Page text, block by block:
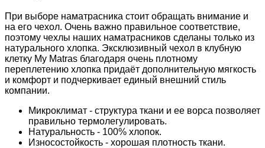
При выборе наматрасника стоит обращать внимание и
на его чехол. Очень важно правильное соответствие,
поэтому чехлы наших наматрасников сделаны только из
натурального хлопка. Эксклюзивный чехол в клубную
клетку My Matras благодаря очень плотному
переплетению хлопка придаёт дополнительную мягкость
и комфорт и подчеркивает единый внешний стиль
компании.
Микроклимат - структура ткани и ее ворса позволяет
правильно термолегулировать.
Натуральность - 100% хлопок.
Износостойкость - хорошая плотность ткани.